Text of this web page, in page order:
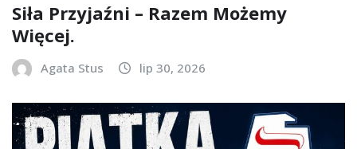
Siła Przyjaźni – Razem Możemy
Więcej.
Agata Stus lip 30, 2026